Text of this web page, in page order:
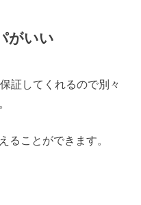
がいい
証してくれるので別々
ることができます。